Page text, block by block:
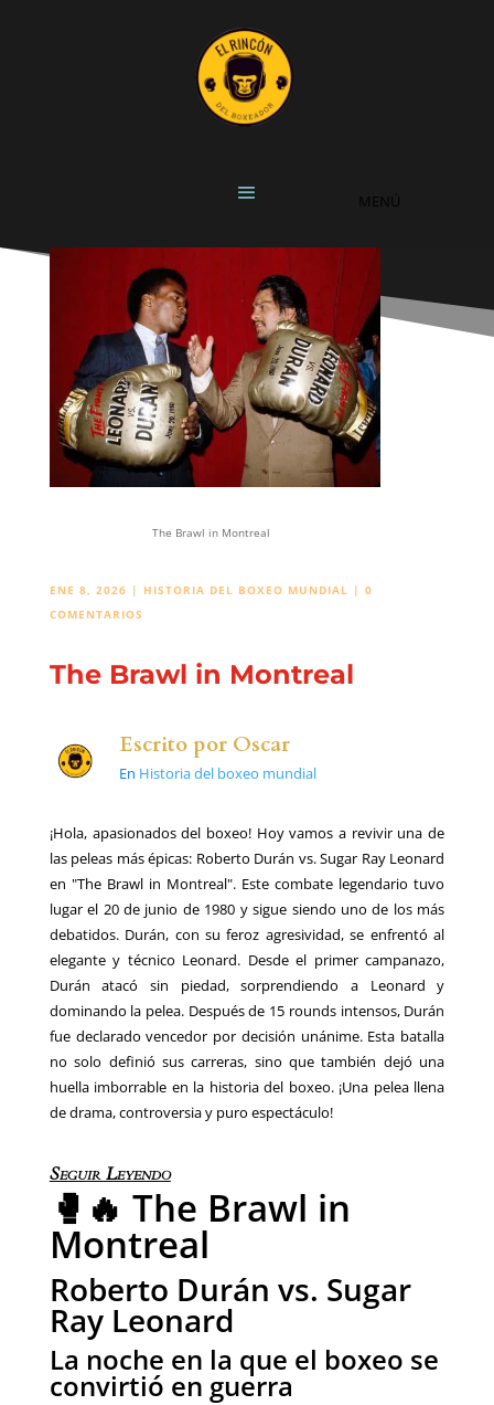
The Brawl in Montreal
ENE 8, 2026 | HISTORIA DEL BOXEO MUNDIAL | 0
COMENTARIOS
The Brawl in Montreal
Escrito por Oscar
En Historia del boxeo mundial
¡Hola, apasionados del boxeo! Hoy vamos a revivir una de
las peleas más épicas: Roberto Durán vs. Sugar Ray Leonard
en "The Brawl in Montreal". Este combate legendario tuvo
lugar el 20 de junio de 1980 y sigue siendo uno de los más
debatidos. Durán, con su feroz agresividad, se enfrentó al
elegante y técnico Leonard. Desde el primer campanazo,
Durán atacó sin piedad, sorprendiendo a Leonard y
dominando la pelea. Después de 15 rounds intensos, Durán
fue declarado vencedor por decisión unánime. Esta batalla
no solo definió sus carreras, sino que también dejó una
huella imborrable en la historia del boxeo. ¡Una pelea llena
de drama, controversia y puro espectáculo!
Seguir Leyendo
🥊🔥 The Brawl in
Montreal
Roberto Durán vs. Sugar
Ray Leonard
La noche en la que el boxeo se
convirtió en guerra